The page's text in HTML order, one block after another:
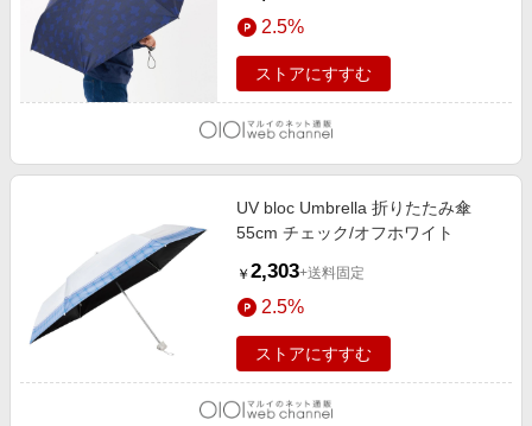
2.5%
ストアにすすむ
UV bloc Umbrella 折りたたみ傘
55cm チェック/オフホワイト
￥ 2,303+送料固定
2.5%
ストアにすすむ